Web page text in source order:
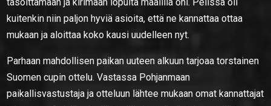
kuitenkin niin paljon hyviä asioita, että ne kannattaa ottaa
mukaan ja aloittaa koko kausi uudelleen nyt.
Parhaan mahdollisen paikan uuteen alkuun tarjoaa torstainen
Suomen cupin ottelu. Vastassa Pohjanmaan
paikallisvastustaja ja otteluun lähtee mukaan omat kannattajat